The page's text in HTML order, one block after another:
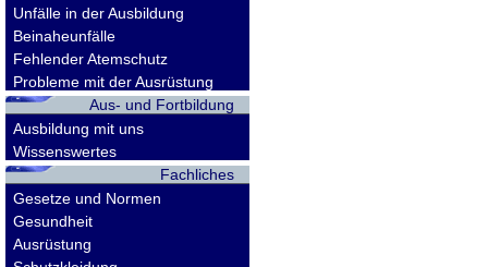
Unfälle in der Ausbildung
Beinaheunfälle
Fehlender Atemschutz
Probleme mit der Ausrüstung
Aus- und Fortbildung
Ausbildung mit uns
Wissenswertes
Fachliches
Gesetze und Normen
Gesundheit
Ausrüstung